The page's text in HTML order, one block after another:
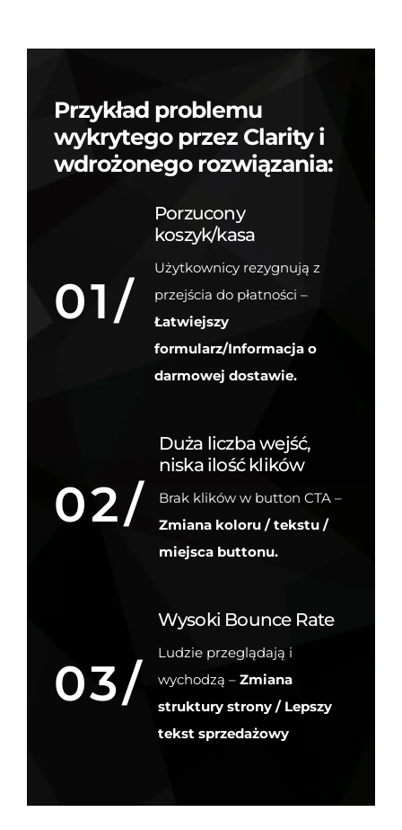
Przykład problemu
wykrytego przez Clarity i
wdrożonego rozwiązania:
01/
Porzucony
koszyk/kasa
Użytkownicy rezygnują z
przejścia do płatności –
Łatwiejszy
formularz/Informacja o
darmowej dostawie.
02/
Duża liczba wejść,
niska ilość klików
Brak klików w button CTA –
Zmiana koloru / tekstu /
miejsca buttonu.
03/
Wysoki Bounce Rate
Ludzie przeglądają i
wychodzą – Zmiana
struktury strony / Lepszy
tekst sprzedażowy